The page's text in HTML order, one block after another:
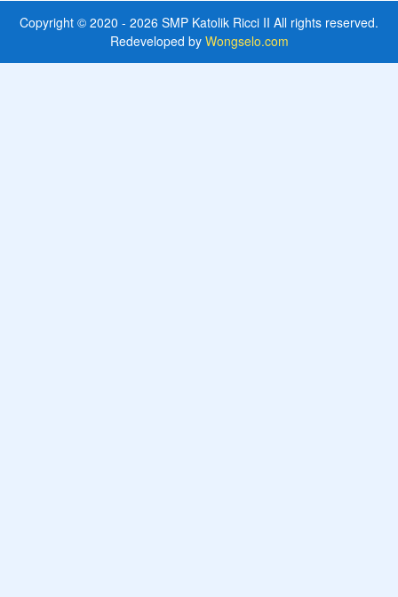
Copyright © 2020 - 2026 SMP Katolik Ricci II All rights reserved.
Redeveloped by Wongselo.com